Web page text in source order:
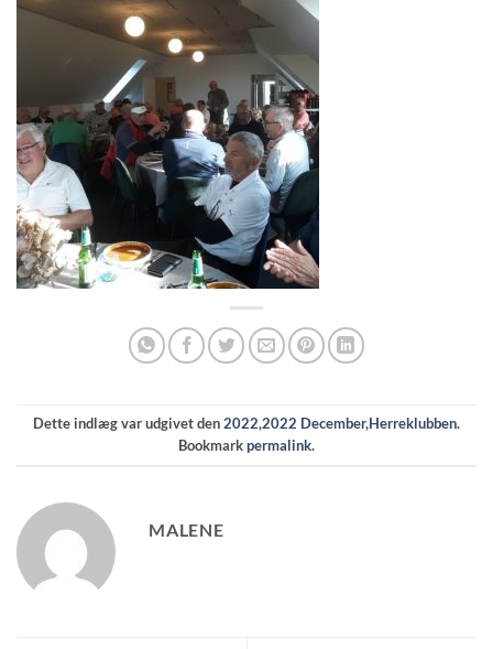
Dette indlæg var udgivet den2022,2022 December,Herreklubben.
Bookmarkpermalink.
MALENE